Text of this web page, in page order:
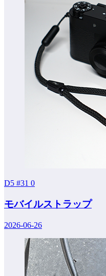
D5 #31 0
モバイルストラップ
2026-06-26